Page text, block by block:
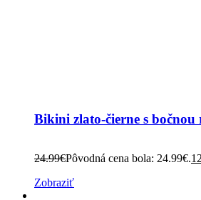
Bikini zlato-čierne s bočnou
24.99€Pôvodná cena bola: 24.99€.
Zobraziť